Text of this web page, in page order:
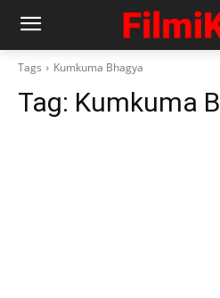
Tags Kumkuma Bhagya
Tag: Kumkuma